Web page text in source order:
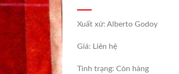
Xuất xứ: Alberto Godoy
Giá: Liên hệ
Tình trạng: Còn hàng